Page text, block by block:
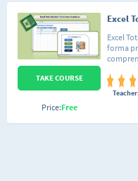
Excel
Excel
forma
TAKE COURSE
Price:Free